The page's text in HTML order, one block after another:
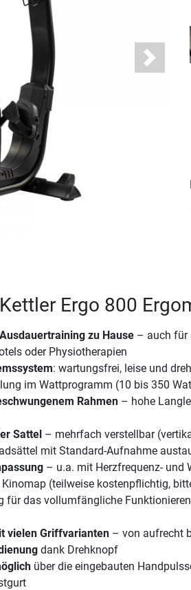
Next
Ergo 800
zu Hause– auch für
oder Physiotherapien
: wartungsfrei, leise und
im Wattprogramm (10 bis 350
Rahmen– hohe
Sattel– mehrfach verstellbar
mit Standard-Aufnahme
– u.a. mit Herzfrequenz- und
Kinomap (teilweise kostenpflichtig,
für das vollumfängliche
vielen Griffvarianten– von aufrecht
dank Drehknopf
über die eingebauten